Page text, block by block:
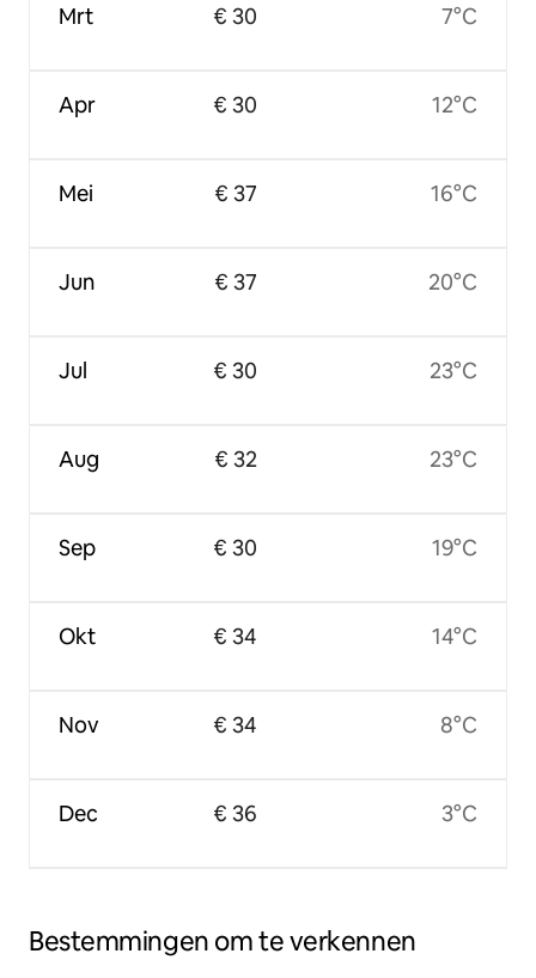
Mrt
Apr
Mei
Jun
Jul
Aug
Sep
Okt
Nov
Dec
€ 30
€ 30
€ 37
€ 37
€ 30
€ 32
€ 30
€ 34
€ 34
€ 36
7°C
12°C
16°C
20°C
23°C
23°C
19°C
14°C
8°C
3°C
Bestemmingen om te verkennen